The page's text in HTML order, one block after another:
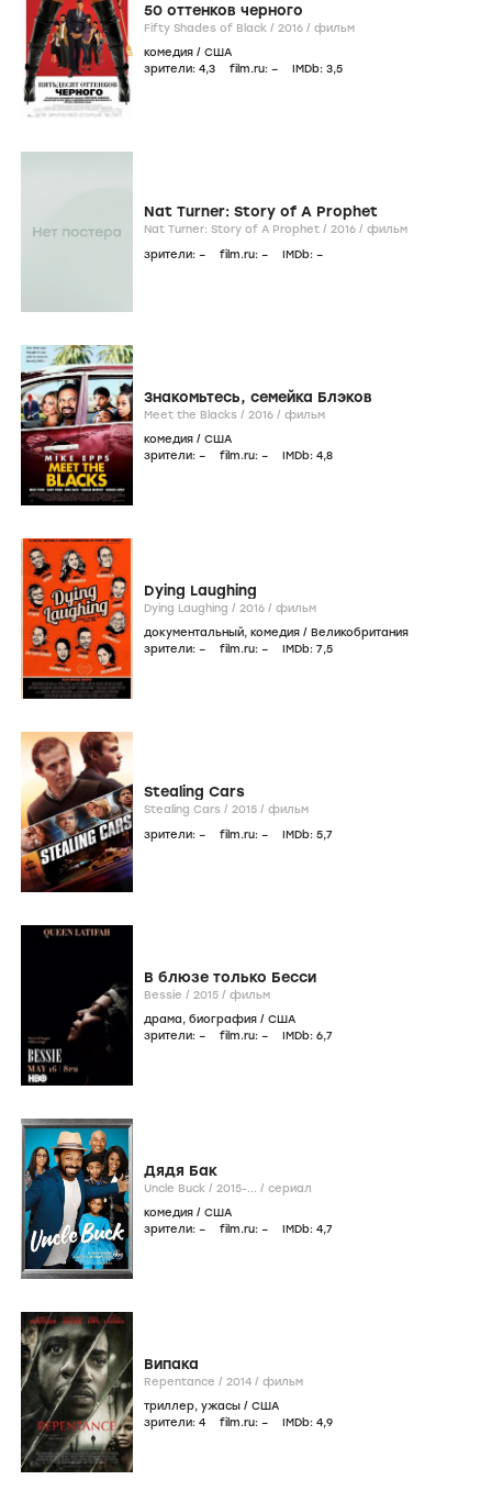
50 оттенков черного
Fifty Shades of Black / 2016 / фильм
комедия / США
зрители: 4,3 film.ru: – IMDb: 3,5
Nat Turner: Story of A Prophet
Nat Turner: Story of A Prophet / 2016 / фильм
зрители: – film.ru: – IMDb: –
Знакомьтесь, семейка Блэков
Meet the Blacks / 2016 / фильм
комедия / США
зрители: – film.ru: – IMDb: 4,8
Dying Laughing
Dying Laughing / 2016 / фильм
документальный, комедия / Великобритания
зрители: – film.ru: – IMDb: 7,5
Stealing Cars
Stealing Cars / 2015 / фильм
зрители: – film.ru: – IMDb: 5,7
В блюзе только Бесси
Bessie / 2015 / фильм
драма, биография / США
зрители: – film.ru: – IMDb: 6,7
Дядя Бак
Uncle Buck / 2015-... / сериал
комедия / США
зрители: – film.ru: – IMDb: 4,7
Випака
Repentance / 2014 / фильм
триллер, ужасы / США
зрители: 4 film.ru: – IMDb: 4,9